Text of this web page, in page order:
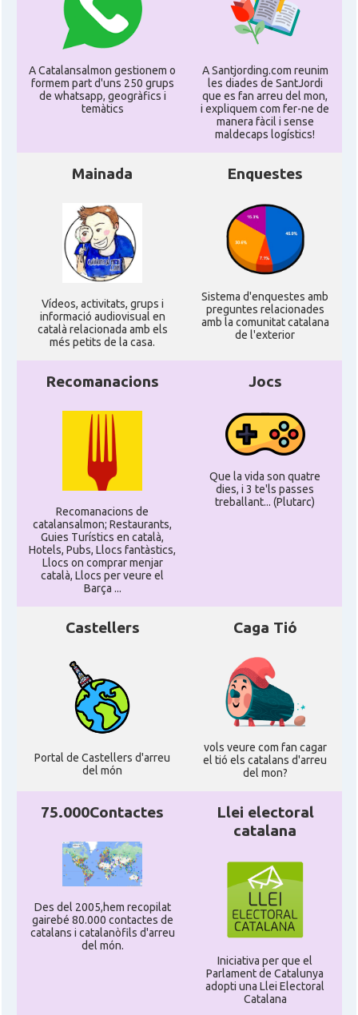
A Catalansalmon gestionem o
formem part d'uns 250 grups
de whatsapp, geogràfics i
temàtics
A Santjording.com reunim
les diades de SantJordi
que es fan arreu del mon,
i expliquem com fer-ne de
manera fàcil i sense
maldecaps logí­stics!
Mainada
Ví­deos, activitats, grups i
informació audiovisual en
català relacionada amb els
més petits de la casa.
Enquestes
Sistema d'enquestes amb
preguntes relacionades
amb la comunitat catalana
de l'exterior
Recomanacions
Recomanacions de
catalansalmon; Restaurants,
Guies Turístics en català,
Hotels, Pubs, Llocs fantàstics,
Llocs on comprar menjar
català, Llocs per veure el
Barça ...
Jocs
Que la vida son quatre
dies, i 3 te'ls passes
treballant... (Plutarc)
Castellers
Portal de Castellers d'arreu
del món
Caga Tió
vols veure com fan cagar
el tió els catalans d'arreu
del mon?
75.000Contactes
Des del 2005,hem recopilat
gairebé 80.000 contactes de
catalans i catalanòfils d'arreu
del món.
Llei electoral
catalana
Iniciativa per que el
Parlament de Catalunya
adopti una Llei Electoral
Catalana